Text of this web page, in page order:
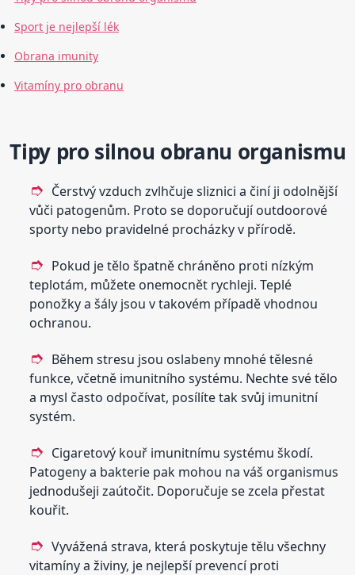
Sport je nejlepší lék
Obrana imunity
Vitamíny pro obranu
Tipy pro silnou obranu organismu
Čerstvý vzduch zvlhčuje sliznici a činí ji odolnější
vůči patogenům. Proto se doporučují outdoorové
sporty nebo pravidelné procházky v přírodě.
Pokud je tělo špatně chráněno proti nízkým
teplotám, můžete onemocnět rychleji. Teplé
ponožky a šály jsou v takovém případě vhodnou
ochranou.
Během stresu jsou oslabeny mnohé tělesné
funkce, včetně imunitního systému. Nechte své tělo
a mysl často odpočívat, posílíte tak svůj imunitní
systém.
Cigaretový kouř imunitnímu systému škodí.
Patogeny a bakterie pak mohou na váš organismus
jednodušeji zaútočit. Doporučuje se zcela přestat
kouřit.
Vyvážená strava, která poskytuje tělu všechny
vitamíny a živiny, je nejlepší prevencí proti